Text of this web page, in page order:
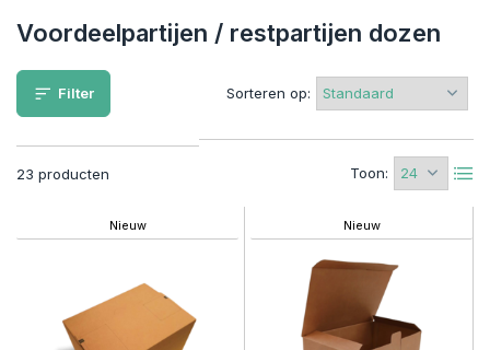
Voordeelpartijen / restpartijen dozen
Filter
23 producten Toon:
Sorteren op:
Nieuw Nieuw